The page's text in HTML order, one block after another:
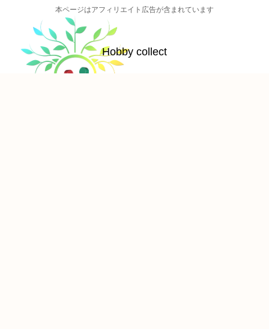
本ページはアフィリエイト広告が含まれています
Hobby collect